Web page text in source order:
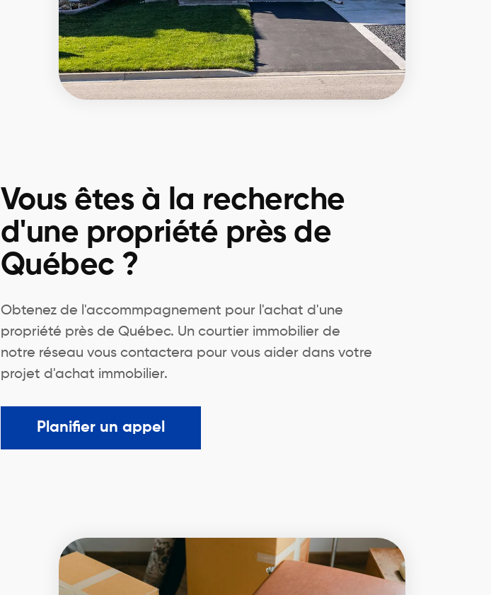
Vous êtes à la recherche
d'une propriété près de
Québec ?
Obtenez de l'accommpagnement pour l'achat d'une
propriété près de Québec. Un courtier immobilier de
notre réseau vous contactera pour vous aider dans votre
projet d'achat immobilier.
Planifier un appel